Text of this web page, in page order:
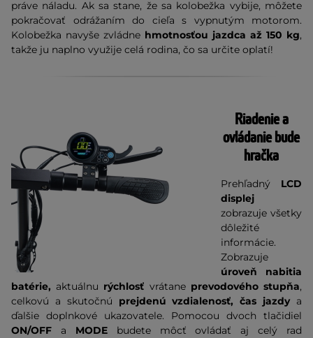
práve náladu. Ak sa stane, že sa kolobežka vybije, môžete
pokračovať odrážaním do cieľa s vypnutým motorom.
Kolobežka navyše zvládne hmotnosťou jazdca až 150 kg,
takže ju naplno využije celá rodina, čo sa určite oplatí!
Riadenie a
ovládanie bude
hračka
Prehľadný LCD
displej
zobrazuje všetky
dôležité
informácie.
Zobrazuje
úroveň nabitia
batérie, aktuálnu rýchlosť vrátane prevodového stupňa,
celkovú a skutočnú prejdenú vzdialenosť, čas jazdy a
ďalšie doplnkové ukazovatele. Pomocou dvoch tlačidiel
ON/OFF a MODEbudete môcť ovládať aj celý rad